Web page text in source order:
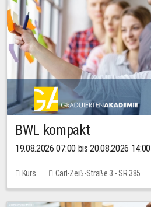
BWL kompakt
19.08.2026 07:00 bis 20.08.2026 14:00
Kurs Carl-Zeiß-Straße 3 - SR 385